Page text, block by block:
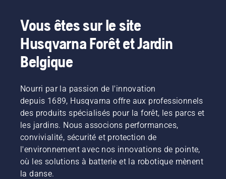
Vous êtes sur le site
Husqvarna Forêt et Jardin
Belgique
Nourri par la passion de l'innovation
depuis 1689, Husqvarna offre aux professionnels
des produits spécialisés pour la forêt, les parcs et
les jardins. Nous associons performances,
convivialité, sécurité et protection de
l'environnement avec nos innovations de pointe,
où les solutions à batterie et la robotique mènent
la danse.